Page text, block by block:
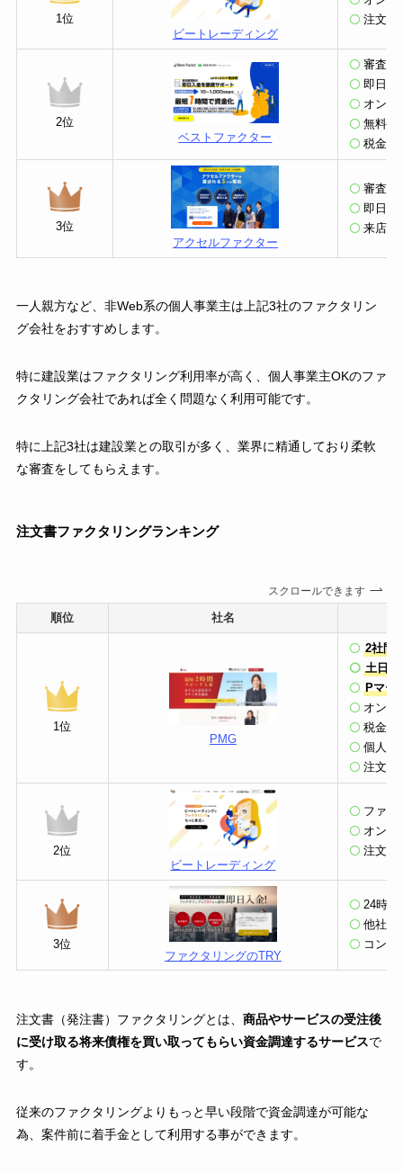
1位
ビートレーディング
注文書
2位
ベストファクター
審査通
即日振
オンラ
無料の
税金の
3位
アクセルファクター
審査通
即日振
来店不
一人親方など、非Web系の個人事業主は上記3社のファクタリン
グ会社をおすすめします。
特に建設業はファクタリング利用率が高く、個人事業主OKのファ
クタリング会社であれば全く問題なく利用可能です。
特に上記3社は建設業との取引が多く、業界に精通しており柔軟
な審査をしてもらえます。
注文書ファクタリングランキング
スクロールできます
順位 社名
1位
PMG
2社間/
土日
Pマー
オンラ
税金の
個人事
注文書
2位
ビートレーディング
ファク
オンラ
注文書
3位
ファクタリングのTRY
24時間
他社か
コンサ
注文書（発注書）ファクタリングとは、 商品やサービスの受注後
に受け取る将来債権を買い取ってもらい資金調達するサービスで
す。
従来のファクタリングよりもっと早い段階で資金調達が可能な
為、案件前に着手金として利用する事ができます。